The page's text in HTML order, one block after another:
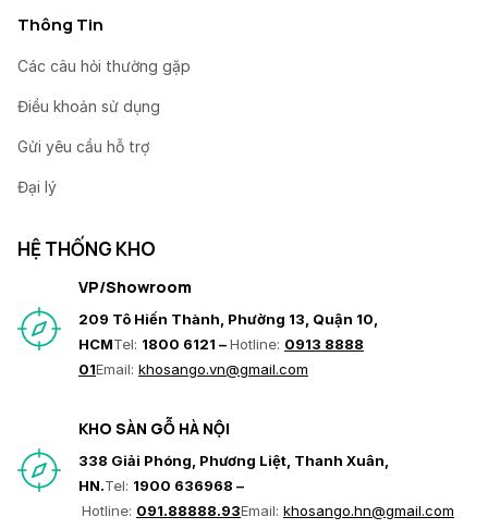
Thông Tin
Các câu hỏi thường gặp
Điều khoản sử dụng
Gửi yêu cầu hỗ trợ
Đại lý
HỆ THỐNG KHO
VP/Showroom
209 Tô Hiến Thành, Phường 13, Quận 10,
HCMTel: 1800 6121 –Hotline: 0913 8888
01Email: khosango.vn@gmail.com
KHO SÀN GỖ HÀ NỘI
338 Giải Phóng, Phương Liệt, Thanh Xuân,
HN.Tel: 1900 636968 –
Hotline: 091.88888.93Email: khosango.hn@gmail.com